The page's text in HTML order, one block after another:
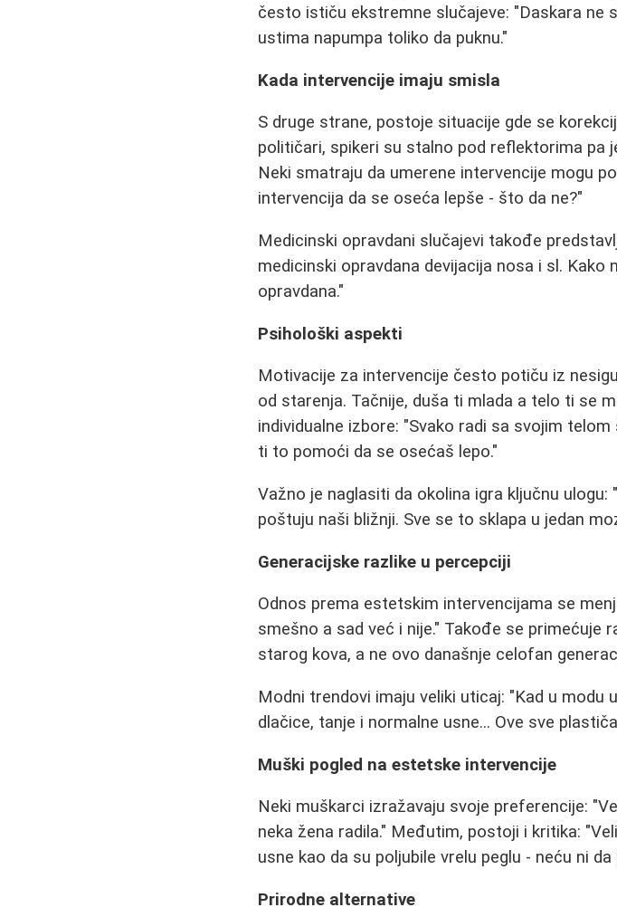
često ističu ekstremne slučajeve: "Daskara ne
ustima napumpa toliko da puknu."
Kada intervencije imaju smisla
S druge strane, postoje situacije gde se
političari, spikeri su stalno pod reflektorima pa
Neki smatraju da umerene intervencije mogu
intervencija da se oseća lepše - što da ne?"
Medicinski opravdani slučajevi takođe
medicinski opravdana devijacija nosa i sl.
opravdana."
Psihološki aspekti
Motivacije za intervencije često potiču iz
od starenja. Tačnije, duša ti mlada a telo ti se
individualne izbore: "Svako radi sa svojim
ti to pomoći da se osećaš lepo."
Važno je naglasiti da okolina igra ključnu
poštuju naši bližnji. Sve se to sklapa u jedan
Generacijske razlike u percepciji
Odnos prema estetskim intervencijama se
smešno a sad već i nije." Takođe se primećuje
starog kova, a ne ovo današnje celofan
Modni trendovi imaju veliki uticaj: "Kad u modu
dlačice, tanje i normalne usne... Ove sve
Muški pogled na estetske intervencije
Neki muškarci izražavaju svoje preferencije:
neka žena radila." Međutim, postoji i kritika:
usne kao da su poljubile vrelu peglu - neću ni da
Prirodne alternative